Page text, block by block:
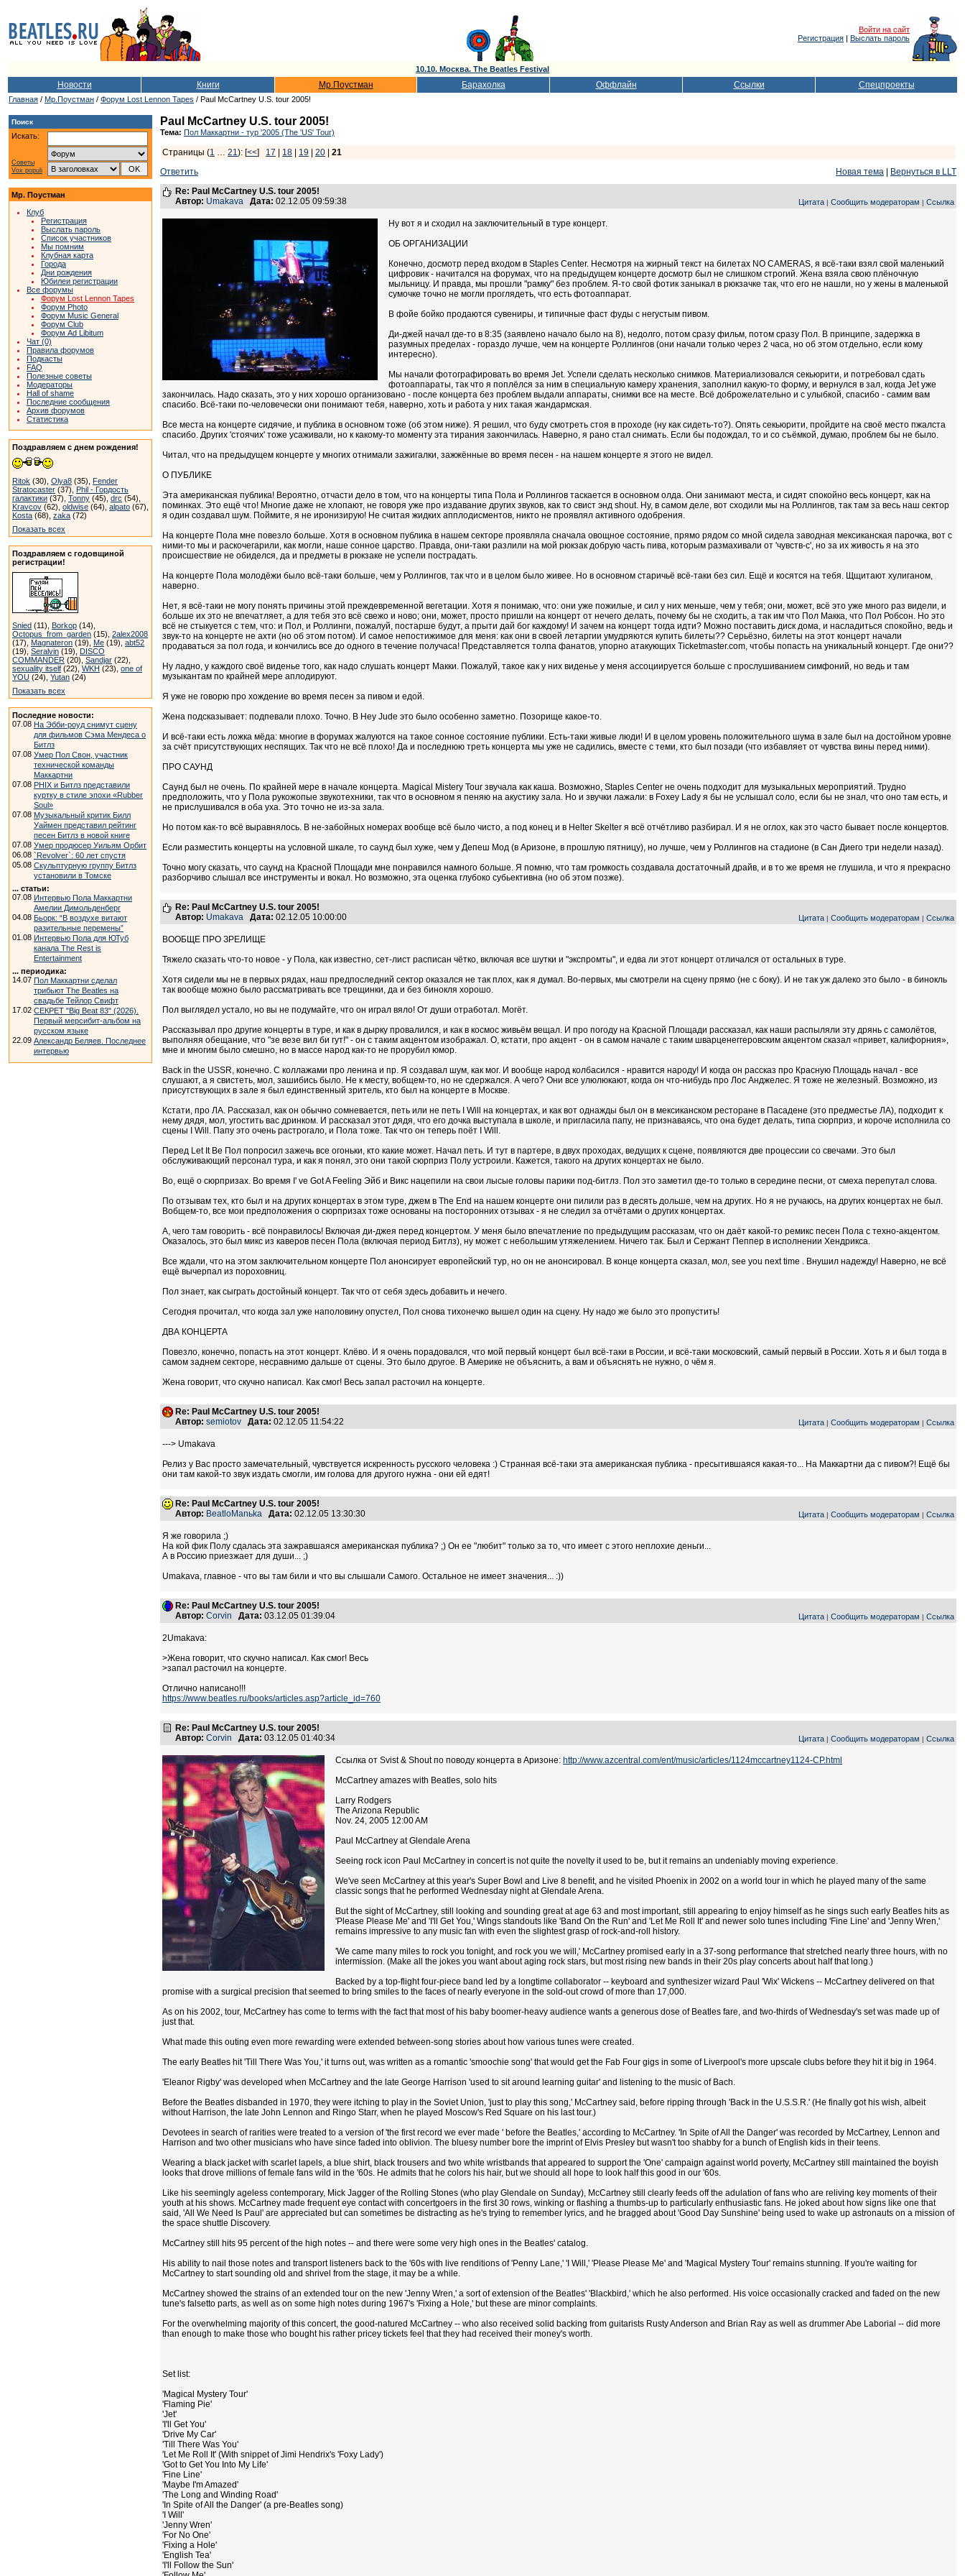
Войти на сайт
Регистрация | Выслать пароль
10.10. Москва. The Beatles Festival
Новости Книги Мр.Поустман Барахолка Оффлайн Ссылки Спецпроекты
Главная / Мр.Поустман / Форум Lost Lennon Tapes / Paul McCartney U.S. tour 2005!
Поиск
Искать:
Советы
Vox populi
Мр. Поустман
Клуб
Регистрация
Выслать пароль
Список участников
Мы помним
Клубная карта
Города
Дни рождения
Юбилеи регистрации
Все форумы
Форум Lost Lennon Tapes
Форум Photo
Форум Music General
Форум Club
Форум Ad Libitum
Чат (0)
Правила форумов
Подкасты
FAQ
Полезные советы
Модераторы
Hall of shame
Последние сообщения
Архив форумов
Статистика
Поздравляем с днем рождения!
Ritok (30), Olya8 (35), Fender
Stratocaster (37), Phil - Гордость
галактики (37), Tonny (45), drc (54),
Kravcov (62), oldwise (64), alpato (67),
Kosta (68), zaka (72)
Показать всех
Поздравляем с годовщиной
регистрации!
Snied (11), Borkop (14),
Octopus_from_garden (15), 2alex2008
(17), Magnateron (19), Me (19), abt52
(19), Seralvin (19), DISCO
COMMANDER (20), Sandjar (22),
sexuality itself (22), WKH (23), one of
YOU (24), Yutan (24)
Показать всех
Последние новости:
07.08 На Эбби-роуд снимут сцену
для фильмов Сэма Мендеса о
Битлз
07.08 Умер Пол Свон, участник
технической команды
Маккартни
07.08 PHIX и Битлз представили
куртку в стиле эпохи «Rubber
Soul»
07.08 Музыкальный критик Билл
Уаймен представил рейтинг
песен Битлз в новой книге
07.08 Умер продюсер Уильям Орбит
06.08 `Revolver`: 60 лет спустя
05.08 Скульптурную группу Битлз
установили в Томске
... статьи:
07.08 Интервью Пола Маккартни
Амелии Димольденберг
04.08 Бьорк: “В воздухе витают
разительные перемены”
01.08 Интервью Пола для ЮТуб
канала The Rest is
Entertainment
... периодика:
14.07 Пол Маккартни сделал
трибьют The Beatles на
свадьбе Тейлор Свифт
17.02 СЕКРЕТ "Big Beat 83" (2026).
Первый мерсибит-альбом на
русском языке
22.09 Александр Беляев. Последнее
интервью
Paul McCartney U.S. tour 2005!
Тема: Пол Маккартни - тур '2005 (The 'US' Tour)
Страницы (1 … 21): [<<] 17 18 19 20
21
Ответить
Новая тема
Вернуться в LLT
Re: Paul McCartney U.S. tour 2005!
Автор: Umakava Дата: 02.12.05 09:59:38 Цитата | Сообщить модераторам | Ссылка
Ну вот я и сходил на заключительный в туре концерт.
ОБ ОРГАНИЗАЦИИ
Конечно, досмотр перед входом в Staples Center. Несмотря на жирный текст на билетах NO CAMERAS, я всё-таки взял свой маленький
цифровик - начитался на форумах, что на предыдущем концерте досмотр был не слишком строгий. Жена взяла свою плёночную
мыльницу. И правда, мы прошли "рамку" без проблем. Я-то свой фотик заныкал в рюкзачке так, что его не нашли, но у жены в маленькой
сумочке точно не могли проглядеть, что есть фотоаппарат.
В фойе бойко продаются сувениры, и типичные фаст фуды с негустым пивом.
Ди-джей начал где-то в 8:35 (заявлено начало было на 8), недолго, потом сразу фильм, потом сразу Пол. В принципе, задержка в
разумных пределах - гораздо лучше, чем на концерте Роллингов (они начали только через 2 часа, но об этом отдельно, если кому
интересно).
Мы начали фотографировать во время Jet. Успели сделать несколько снимков. Материализовался секьюрити, и потребовал сдать
фотоаппараты, так что я поплёлся за ним в специальную камеру хранения, заполнил какую-то форму, и вернулся в зал, когда Jet уже
закончилась. Надо сказать, это у них хорошо организовано - после концерта без проблем выдали аппараты, снимки все на месте. Всё доброжелательно и с улыбкой, спасибо - самим вам
спасибо. Всё-таки по-человечески они понимают тебя, наверно, хоть и работа у них такая жандармская.
Все места на концерте сидячие, и публика в основном тоже (об этом ниже). Я решил, что буду смотреть стоя в проходе (ну как сидеть-то?). Опять секьюрити, пройдите на своё место пжалста
спасибо. Других 'стоячих' тоже усаживали, но к какому-то моменту эта тирания закончилась. Наверно, я рано стал снимать. Если бы подождал, то и со съёмкой, думаю, проблем бы не было.
Читал, что на предыдущем концерте у многих отнимали зажигалки, зажжённые во время песен - на нашем концерте я этого не видел.
О ПУБЛИКЕ
Эта американская публика! Вероятно, отчасти дело в том, что на концерты типа Пола и Роллингов таскается в основном олда. Они занимают места, и сидят спокойно весь концерт, как на
поминках. Это ещё что! Многие даже не хлопают, не говоря уже про издавание других звуков, как то свист энд shout. Ну, в самом деле, вот сходили мы на Роллингов, так там за весь наш сектор
я один создавал шум. Поймите, я не иронизирую! Не считая жидких апплодисментов, никто не проявлял активного одобрения.
На концерте Пола мне повезло больше. Хотя в основном публика в нашем секторе проявляла сначала овощное состояние, прямо рядом со мной сидела заводная мексиканская парочка, вот с
ними-то мы и раскочегарили, как могли, наше сонное царство. Правда, они-таки разлили на мой рюкзак добрую часть пива, которым размахивали от 'чувств-с', но за их живость я на это
происшествие не обиделся, да и предметы в рюкзаке не успели пострадать.
На концерте Пола молодёжи было всё-таки больше, чем у Роллингов, так что и в целом было живее. Но в основном старичьё всё-таки без сил. Ещё и косятся на тебя. Щщитают хулиганом,
наверно.
Нет, я всё-таки не могу понять причины этой преждевременной вегетации. Хотя я понимаю, что: они уже пожилые, и сил у них меньше, чем у тебя; они, может, всё это уже много раз видели, и
больше их это не впечатляет, а для тебя это всё свежо и ново; они, может, просто пришли на концерт от нечего делать, почему бы не сходить, а так им что Пол Макка, что Пол Робсон. Но это
всё не стыкуется с тем, что: и Пол, и Роллинги, пожалуй, постарше будут, а прыти дай бог каждому! И зачем на концерт тогда идти? Можно поставить диск дома, и насладиться спокойно, ведь и
звук-то на концерте не ахти (но об этом потом). И самое непостижимое для меня: как они в своей летаргии умудряются купить билеты?? Серьёзно, билеты на этот концерт начали
продаваться за пол года, и кончились все до одного в течение получаса! Представляется толпа фанатов, упорно атакующих Ticketmaster.com, чтобы попасть на уникальный концерт. Где они??
Ну ладно, у каждого своё виденье того, как надо слушать концерт Макки. Пожалуй, такое как у них виденье у меня ассоциируется больше с прослушиванием симфоний, но ведь и там
музыкантам по крайней мере аплодируют.
Я уже не говорю про хождение во время песен за пивом и едой.
Жена подсказывает: подпевали плохо. Точно. В Hey Jude это было особенно заметно. Позорище какое-то.
И всё-таки есть ложка мёда: многие в форумах жалуются на такое сонное состояние публики. Есть-таки живые люди! И в целом уровень положительного шума в зале был на достойном уровне
за счёт присутствующих неспящих. Так что не всё плохо! Да и последнюю треть концерта мы уже не садились, вместе с теми, кто был позади (что избавляет от чувства вины перед ними).
ПРО САУНД
Саунд был не очень. По крайней мере в начале концерта. Magical Mistery Tour звучала как каша. Возможно, Staples Center не очень подходит для музыкальных мероприятий. Трудно
предположить, что у Пола рукожопые звукотехники, так что в основном я пеняю на акустику зала. Но и звучки лажали: в Foxey Lady я бы не услышал соло, если бы не знал, что оно там есть, и
не прислушивался в оба уха. Это точно не из-за зала.
Но потом как-то всё выравнялось. В не-забойных номерах вообще всё было чисто, а под конец и в Helter Skelter я всё отчётливо разбирал. И я не оглох, как это часто бывает после концертов.
Если разместить концерты на условной шкале, то саунд был хуже, чем у Депеш Мод (в Аризоне, в прошлую пятницу), но лучше, чем у Роллингов на стадионе (в Сан Диего три недели назад).
Точно могу сказать, что саунд на Красной Площади мне понравился намного больше. Я помню, что там громкость создавала достаточный драйв, и в то же время не глушила, и что я прекрасно
разборчиво слышал все инструменты и вокал. Но возможно, эта оценка глубоко субьективна (но об этом позже).
Re: Paul McCartney U.S. tour 2005!
Автор: Umakava Дата: 02.12.05 10:00:00 Цитата | Сообщить модераторам | Ссылка
ВООБЩЕ ПРО ЗРЕЛИЩЕ
Тяжело сказать что-то новое - у Пола, как известно, сет-лист расписан чётко, включая все шутки и "экспромты", и едва ли этот концерт отличался от остальных в туре.
Хотя сидели мы не в первых рядах, наш предпоследний сектор оказался не так плох, как я думал. Во-первых, мы смотрели на сцену прямо (не с боку). И не так уж далеко это было - в бинокль
так вообще можно было рассматривать все трещинки, да и без бинокля хорошо.
Пол выглядел устало, но вы не подумайте, что он играл вяло! От души отработал. Могёт.
Рассказывал про другие концерты в туре, и как в дырку провалился, и как в космос живьём вещал. И про погоду на Красной Площади рассказал, как наши распыляли эту дрянь с самолётов,
выполняя обещание, что "зе везе вил би гут!" - он с таким акцентом изображал. О, кстати, про акцент - он в самом начале с таким шварценеггеровским акцентом сказал «привет, калифорния»,
мне и многим было смешно, но в массе народ как-то не прорубил юмор.
Back in the USSR, конечно. С коллажами про ленина и пр. Я создавал шум, как мог. И вообще народ колбасился - нравится народу! И когда он рассказ про Красную Площадь начал - все
слушают, а я свистеть, мол, зашибись было. Не к месту, вобщем-то, но не сдержался. А чего? Они все улюлюкают, когда он что-нибудь про Лос Анджелес. Я тоже не железный. Возможно, из
присутствующих в зале я был единственный зритель, кто был на концерте в Москве.
Кстати, про ЛА. Рассказал, как он обычно сомневается, петь или не петь I Will на концертах, и как вот однажды был он в мексиканском ресторане в Пасадене (это предместье ЛА), подходит к
нему дядя, мол, угостить вас дринком. И рассказал этот дядя, что его дочка выступала в школе, и пригласила папу, не признаваясь, что она будет делать, типа сюрприз, и короче исполнила со
сцены I Will. Папу это очень растрогало, и Пола тоже. Так что он теперь поёт I Will.
Перед Let It Be Пол попросил зажечь все огоньки, кто какие может. Начал петь. И тут в партере, в двух проходах, ведущих к сцене, появляются две процессии со свечами. Это был
обслуживающий персонал тура, и как я понял, это они такой сюрприз Полу устроили. Кажется, такого на других концертах не было.
Во, ещё о сюрпризах. Во время I' ve Got A Feeling Эйб и Викс нацепили на свои лысые головы парики под-битлз. Пол это заметил где-то только в середине песни, от смеха перепутал слова.
По отзывам тех, кто был и на других концертах в этом туре, джем в The End на нашем концерте они пилили раз в десять дольше, чем на других. Но я не ручаюсь, на других концертах не был.
Вобщем-то, все мои предположения о сюрпризах тоже основаны на посторонних отзывах - я не следил за отчётами о других концертах.
А, чего там говорить - всё понравилось! Включая ди-джея перед концертом. У меня было впечатление по предыдущим рассказам, что он даёт какой-то ремикс песен Пола с техно-акцентом.
Оказалось, это был микс из каверов песен Пола (включая период Битлз), ну может с небольшим утяжелением. Ничего так. Был и Сержант Пеппер в исполнении Хендрикса.
Все ждали, что на этом заключительном концерте Пол анонсирует европейский тур, но он не анонсировал. В конце концерта сказал, мол, see you next time . Внушил надежду! Наверно, не всё
ещё вычерпал из пороховниц.
Пол знает, как сыграть достойный концерт. Так что от себя здесь добавить и нечего.
Сегодня прочитал, что когда зал уже наполовину опустел, Пол снова тихонечко вышел один на сцену. Ну надо же было это пропустить!
ДВА КОНЦЕРТА
Повезло, конечно, попасть на этот концерт. Клёво. И я очень порадовался, что мой первый концерт был всё-таки в России, и всё-таки московский, самый первый в России. Хоть я и был тогда в
самом заднем секторе, несравнимо дальше от сцены. Это было другое. В Америке не объяснить, а вам и объяснять не нужно, о чём я.
Жена говорит, что скучно написал. Как смог! Весь запал расточил на концерте.
Re: Paul McCartney U.S. tour 2005!
Автор: semiotov Дата: 02.12.05 11:54:22 Цитата | Сообщить модераторам | Ссылка
---> Umakava
Релиз у Вас просто замечательный, чувствуется искренность русского человека :) Странная всё-таки эта американская публика - пресытившаяся какая-то... На Маккартни да с пивом?! Ещё бы
они там какой-то звук издать смогли, им голова для другого нужна - они ей едят!
Re: Paul McCartney U.S. tour 2005!
Автор: BeatloManьka Дата: 02.12.05 13:30:30 Цитата | Сообщить модераторам | Ссылка
Я же говорила ;)
На кой фик Полу сдалась эта зажравшаяся американская публика? ;) Он ее "любит" только за то, что имеет с этого неплохие деньги...
А в Россию приезжает для души... ;)
Umakava, главное - что вы там били и что вы слышали Самого. Остальное не имеет значения... :))
Re: Paul McCartney U.S. tour 2005!
Автор: Corvin Дата: 03.12.05 01:39:04 Цитата | Сообщить модераторам | Ссылка
2Umakava:
>Жена говорит, что скучно написал. Как смог! Весь
>запал расточил на концерте.
Отлично написано!!!
https://www.beatles.ru/books/articles.asp?article_id=760
Re: Paul McCartney U.S. tour 2005!
Автор: Corvin Дата: 03.12.05 01:40:34 Цитата | Сообщить модераторам | Ссылка
Ссылка от Svist & Shout по поводу концерта в Аризоне: http://www.azcentral.com/ent/music/articles/1124mccartney1124-CP.html
McCartney amazes with Beatles, solo hits
Larry Rodgers
The Arizona Republic
Nov. 24, 2005 12:00 AM
Paul McCartney at Glendale Arena
Seeing rock icon Paul McCartney in concert is not quite the novelty it used to be, but it remains an undeniably moving experience.
We've seen McCartney at this year's Super Bowl and Live 8 benefit, and he visited Phoenix in 2002 on a world tour in which he played many of the same
classic songs that he performed Wednesday night at Glendale Arena.
But the sight of McCartney, still looking and sounding great at age 63 and most important, still appearing to enjoy himself as he sings such early Beatles hits as
'Please Please Me' and 'I'll Get You,' Wings standouts like 'Band On the Run' and 'Let Me Roll It' and newer solo tunes including 'Fine Line' and 'Jenny Wren,'
remains impressive to any music fan with even the slightest grasp of rock-and-roll history.
'We came many miles to rock you tonight, and rock you we will,' McCartney promised early in a 37-song performance that stretched nearly three hours, with no
intermission. (Make all the jokes you want about aging rock stars, but most rising new bands in their 20s play concerts about half that long.)
Backed by a top-flight four-piece band led by a longtime collaborator -- keyboard and synthesizer wizard Paul 'Wix' Wickens -- McCartney delivered on that
promise with a surgical precision that seemed to bring smiles to the faces of nearly everyone in the sold-out crowd of more than 17,000.
As on his 2002, tour, McCartney has come to terms with the fact that most of his baby boomer-heavy audience wants a generous dose of Beatles fare, and two-thirds of Wednesday's set was made up of
just that.
What made this outing even more rewarding were extended between-song stories about how various tunes were created.
The early Beatles hit 'Till There Was You,' it turns out, was written as a romantic 'smoochie song' that would get the Fab Four gigs in some of Liverpool's more upscale clubs before they hit it big in 1964.
'Eleanor Rigby' was developed when McCartney and the late George Harrison 'used to sit around learning guitar' and listening to the music of Bach.
Before the Beatles disbanded in 1970, they were itching to play in the Soviet Union, 'just to play this song,' McCartney said, before ripping through 'Back in the U.S.S.R.' (He finally got his wish, albeit
without Harrison, the late John Lennon and Ringo Starr, when he played Moscow's Red Square on his last tour.)
Devotees in search of rarities were treated to a version of 'the first record we ever made ' before the Beatles,' according to McCartney. 'In Spite of All the Danger' was recorded by McCartney, Lennon and
Harrison and two other musicians who have since faded into oblivion. The bluesy number bore the imprint of Elvis Presley but wasn't too shabby for a bunch of English kids in their teens.
Wearing a black jacket with scarlet lapels, a blue shirt, black trousers and two white wristbands that appeared to support the 'One' campaign against world poverty, McCartney still maintained the boyish
looks that drove millions of female fans wild in the '60s. He admits that he colors his hair, but we should all hope to look half this good in our '60s.
Like his seemingly ageless contemporary, Mick Jagger of the Rolling Stones (who play Glendale on Sunday), McCartney still clearly feeds off the adulation of fans who are reliving key moments of their
youth at his shows. McCartney made frequent eye contact with concertgoers in the first 30 rows, winking or flashing a thumbs-up to particularly enthusiastic fans. He joked about how signs like one that
said, 'All We Need Is Paul' are appreciated but can sometimes be distracting as he's trying to remember lyrics, and he bragged about 'Good Day Sunshine' being used to wake up astronauts on a mission of
the space shuttle Discovery.
McCartney still hits 95 percent of the high notes -- and there were some very high ones in the Beatles' catalog.
His ability to nail those notes and transport listeners back to the '60s with live renditions of 'Penny Lane,' 'I Will,' 'Please Please Me' and 'Magical Mystery Tour' remains stunning. If you're waiting for
McCartney to start sounding old and shrivel from the stage, it may be a while.
McCartney showed the strains of an extended tour on the new 'Jenny Wren,' a sort of extension of the Beatles' 'Blackbird,' which he also performed. His voice occasionally cracked and faded on the new
tune's falsetto parts, as well as on some high notes during 1967's 'Fixing a Hole,' but these are minor complaints.
For the overwhelming majority of this concert, the good-natured McCartney -- who also received solid backing from guitarists Rusty Anderson and Brian Ray as well as drummer Abe Laborial -- did more
than enough to make those who bought his rather pricey tickets feel that they had received their money's worth.
Set list:
'Magical Mystery Tour'
'Flaming Pie'
'Jet'
'I'll Get You'
'Drive My Car'
'Till There Was You'
'Let Me Roll It' (With snippet of Jimi Hendrix's 'Foxy Lady')
'Got to Get You Into My Life'
'Fine Line'
'Maybe I'm Amazed'
'The Long and Winding Road'
'In Spite of All the Danger' (a pre-Beatles song)
'I Will'
'Jenny Wren'
'For No One'
'Fixing a Hole'
'English Tea'
'I'll Follow the Sun'